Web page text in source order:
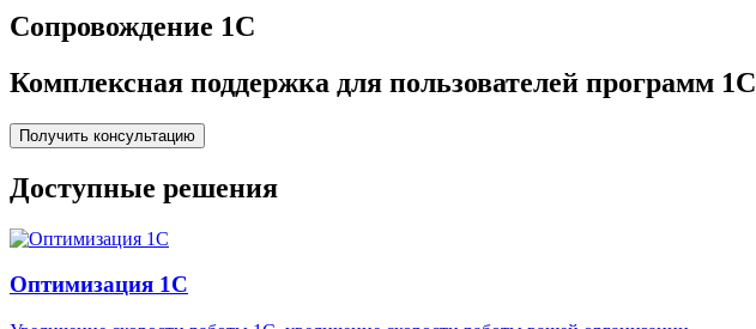
Сопровождение 1С
Комплексная поддержка для пользователей программ 1С
Получить консультацию
Доступные решения
Оптимизация 1С